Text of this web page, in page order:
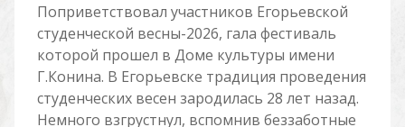
Поприветствовал участников Егорьевской
студенческой весны-2026, гала фестиваль
которой прошел в Доме культуры имени
Г.Конина. В Егорьевске традиция проведения
студенческих весен зародилась 28 лет назад.
Немного взгрустнул, вспомнив беззаботные